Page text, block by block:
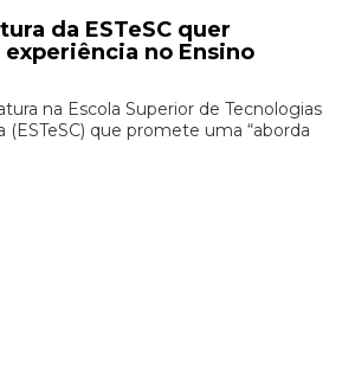
da ESTeSC quer
no Ensino
na Escola Superior de Tecnologias
(ESTeSC) que promete uma “aborda